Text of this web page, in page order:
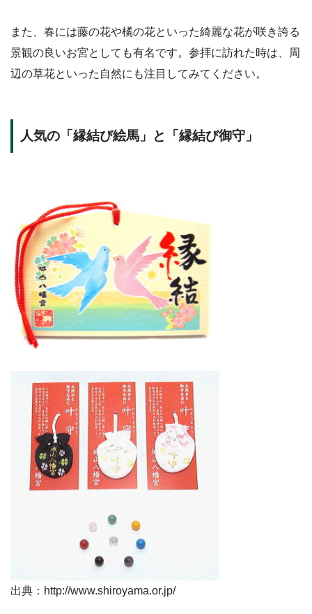
また、春には藤の花や橘の花といった綺麗な花が咲き誇る
景観の良いお宮としても有名です。参拝に訪れた時は、周
辺の草花といった自然にも注目してみてください。
人気の「縁結び絵馬」と「縁結び御守」
出典：http://www.shiroyama.or.jp/